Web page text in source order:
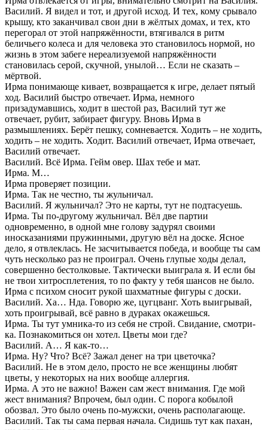
Василий. Я видел и тот, и другой исход. И тех, кому срывало
крышу, кто заканчивал свои дни в жёлтых домах, и тех, кто
перегорал от этой напряжённости, втягивался в ритм
беличьего колеса и для человека это становилось нормой, но
жизнь в этом забеге нереализуемой напряжённости
становилась серой, скучной, унылой… Если не сказать –
мёртвой.
Ирма понимающе кивает, возвращается к игре, делает пятый
ход. Василий быстро отвечает. Ирма, немного
призадумавшись, ходит в шестой раз, Василий тут же
отвечает, рубит, забирает фигуру. Вновь Ирма в
размышлениях. Берёт пешку, сомневается. Ходить – не ходить,
ходить – не ходить. Ходит. Василий отвечает, Ирма отвечает,
Василий отвечает.
Василий. Всё Ирма. Гейм овер. Шах тебе и мат.
Ирма. М…
Ирма проверяет позиции.
Ирма. Так не честно, ты жульничал.
Василий. Я жульничал? Это не карты, тут не подтасуешь.
Ирма. Ты по-другому жульничал. Вёл две партии
одновременно, в одной мне голову задурял своими
иносказаниями пружинными, другую вёл на доске. Ясное
дело, я отвлеклась. Не засчитывается победа, и вообще ты сам
чуть несколько раз не проиграл. Очень глупые ходы делал,
совершенно бестолковые. Тактически выиграла я. И если бы
не твои хитросплетения, то по факту у тебя шансов не было.
Ирма с психом сносит рукой шахматные фигуры с доски.
Василий. Ха… Нда. Говорю же, цугцванг. Хоть выигрывай,
хоть проигрывай, всё равно в дураках окажешься.
Ирма. Ты тут умника-то из себя не строй. Свидание, смотри-
ка. Познакомиться он хотел. Цветы мои где?
Василий. А… Я как-то…
Ирма. Ну? Что? Всё? Зажал денег на три цветочка?
Василий. Не в этом дело, просто не все женщины любят
цветы, у некоторых на них вообще аллергия.
Ирма. А это не важно! Важен сам жест внимания. Где мой
жест внимания? Впрочем, был один. С порога кобылой
обозвал. Это было очень по-мужски, очень располагающе.
Василий. Так ты сама первая начала. Сидишь тут как пахан,